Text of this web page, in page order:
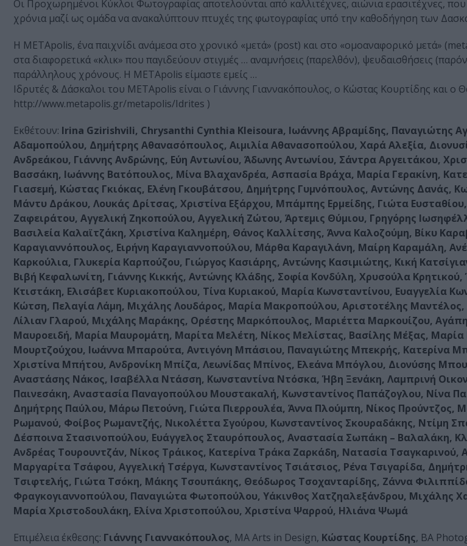
Οι Προχωρημένοι Κύκλοι Φωτογραφίας αποτελούνται από καλλιτέχνες, αιώνια ερασιτέχνες, που
χρόνια μαζί ως ομάδα να ανακαλύπτουν πτυχές της φωτογραφίας υπό την καθοδήγηση των
Η METApolis, ένα παιχνίδι ανάμεσα στο χρονικό «μετά» (post) και στο «ομοαναφορικό μετά»
στα διαφορετικά «κλικ» που παγιδεύουν στιγμές … αναμνήσεις (παρελθόν), ψευδαισθήσεις
παράλληλους χρόνους. Η ΜΕΤΑpolis είμαστε εμείς …
Ιδρυτές & Δάσκαλοι του METApolis είναι ο Γιάννης Γιαννακόπουλος, ο Κώστας Κουρτίδης και ο
http://www.metapolis.gr/metapolis/Idrites )
Εκθέτουν: Irina Gzirishvili, Chrysanthi Cynthia Kleisoura, Ιωάννης Αβραμίδης, Παναγιώτης
Αδαμοπούλου, Δημήτρης Αθανασόπουλος, Αιμιλία Αθανασοπούλου, Χαρά Αλεξία,
Ανδρεάκου, Γιάννης Ανδρώνης, Εύη Αντωνίου, Άδωνης Αντωνίου, Σάντρα Αργειτάκου,
Βασσάκη, Ιωάννης Βατόπουλος, Μίνα Βλαχανδρέα, Ασπασία Βράχα, Μαρία Γερακίνη,
Γιασεμή, Κώστας Γκιόκας, Ελένη Γκουβάτσου, Δημήτρης Γυμνόπουλος, Αντώνης Δανάς,
Μάντυ Δράκου, Λουκάς Δρίτσας, Χριστίνα Εξάρχου, Μπάμπης Ερμείδης, Γιώτα
Ζαφειράτου, Αγγελική Ζηκοπούλου, Αγγελική Ζώτου, Άρτεμις Θύμιου, Γρηγόρης
Βασιλεία Καλαϊτζάκη, Χριστίνα Καλημέρη, Θάνος Καλλίτσης, Άννα Καλοζούμη, Βίκυ
Καραγιαννόπουλος, Ειρήνη Καραγιαννοπούλου, Μάρθα Καραγιλάνη, Μαίρη Καραμάλη,
Καρκούλια, Γλυκερία Καρπούζου, Γιώργος Κασιάρης, Αντώνης Κασιμιώτης, Κική
Βιβή Κεφαλωνίτη, Γιάννης Κικκής, Αντώνης Κλάδης, Σοφία Κονδύλη, Χρυσούλα
Κτιστάκη, Ελισάβετ Κυριακοπούλου, Τίνα Κυριακού, Μαρία Κωνσταντίνου, Ευαγγελία
Κώτση, Πελαγία Λάμη, Μιχάλης Λουδάρος, Μαρία Μακροπούλου, Αριστοτέλης
Λίλιαν Γλαρού, Μιχάλης Μαράκης, Ορέστης Μαρκόπουλος, Μαριέττα Μαρκουίζου,
Μαυροειδή, Μαρία Μαυρομάτη, Μαρίτα Μελέτη, Νίκος Μελίστας, Βασίλης Μέξας,
Μουρτζούχου, Ιωάννα Μπαρούτα, Αντιγόνη Μπάσιου, Παναγιώτης Μπεκρής, Κατερίνα
Χριστίνα Μπήτου, Ανδρονίκη Μπίζα, Λεωνίδας Μπίνος, Ελεάνα Μπόγλου, Διονύσης
Αναστάσης Νάκος, Ισαβέλλα Ντάσση, Κωνσταντίνα Ντόσκα, Ήβη Ξενάκη, Λαμπρινή
Παινεσάκη, Αναστασία Παναγοπούλου Μουστακαλή, Κωνσταντίνος Παπάζογλου, Νίνα
Δημήτρης Παύλου, Μάρω Πετούνη, Γιώτα Πιερρουλέα, Άννα Πλούμπη, Νίκος Προύντζος,
Ρωμανού, Φοίβος Ρωμαντζής, Νικολέττα Σγούρου, Κωνσταντίνος Σκουραδάκης, Ντίμη
Δέσποινα Στασινοπούλου, Ευάγγελος Σταυρόπουλος, Αναστασία Σωπάκη – Βαλαλάκη,
Ανδρέας Τουρουντζάν, Νίκος Τράικος, Κατερίνα Τράκα Ζαρκάδη, Νατασία
Μαργαρίτα Τσάφου, Αγγελική Τσέργα, Κωνσταντίνος Τσιάτσιος, Ρένα Τσιγαρίδα,
Τσιφτελής, Γιώτα Τσόκη, Μάκης Τσουπάκης, Θεόδωρος Τσοχανταρίδης, Ζάννα
Φραγκογιαννοπούλου, Παναγιώτα Φωτοπούλου, Υάκινθος Χατζηαλεξάνδρου, Μιχάλης
Μαρία Χριστοδουλάκη, Ελίνα Χριστοπούλου, Χριστίνα Ψαρρού, Ηλιάνα Ψωμά
Επιμέλεια έκθεσης: Γιάννης Γιαννακόπουλος, MA Arts in Design, Κώστας Κουρτίδης, ΒΑ